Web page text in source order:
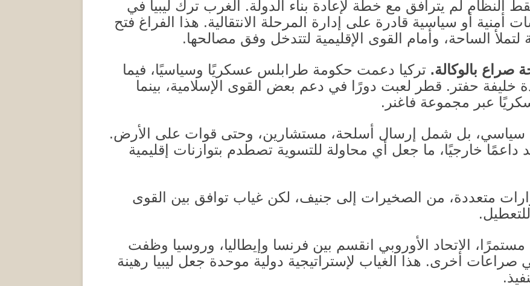
النظام لم يترافق مع خطة لإعادة بناء الدولة.
الغرب ترك ليبيا في
أو سياسية قادرة على إدارة المرحلة الانتقالية. هذا الفراغ فتح
لتملأ الساحة، وأمام القوى الإقليمية لتتدخل وفق مصالحها.
صراع بالوكالة. تركيا دعمت حكومة طرابلس عسكريًا وسياسيًا، فيما
حفتر . قطر لعبت دورًا في دعم بعض القوى الإسلامية، بينما
عبر مجموعة فاغنر .
سياسي، بل شمل إرسال أسلحة، مستشارين، وحتى قوات على الأرض.
خارجيًا، ما جعل أي محاولة للتسوية تصطدم بتوازنات إقليمية
متعددة، من الصخيرات إلى جنيف، لكن غياب توافق بين القوى
.
مستمرًا، الاتحاد الأوروبي انقسم بين فرنسا وإيطاليا، وروسيا وظفت
في صراعات أخرى. هذا الغياب لإستراتيجية دولية موحدة جعل ليبيا رهينة
.